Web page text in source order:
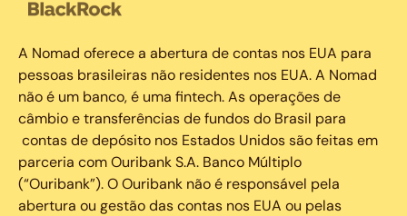
A Nomad oferece a abertura de contas nos EUA para
pessoas brasileiras não residentes nos EUA. A Nomad
não é um banco, é uma fintech. As operações de
câmbio e transferências de fundos do Brasil para
contas de depósito nos Estados Unidos são feitas em
parceria com Ouribank S.A. Banco Múltiplo
(“Ouribank”). O Ouribank não é responsável pela
abertura ou gestão das contas nos EUA ou pelas